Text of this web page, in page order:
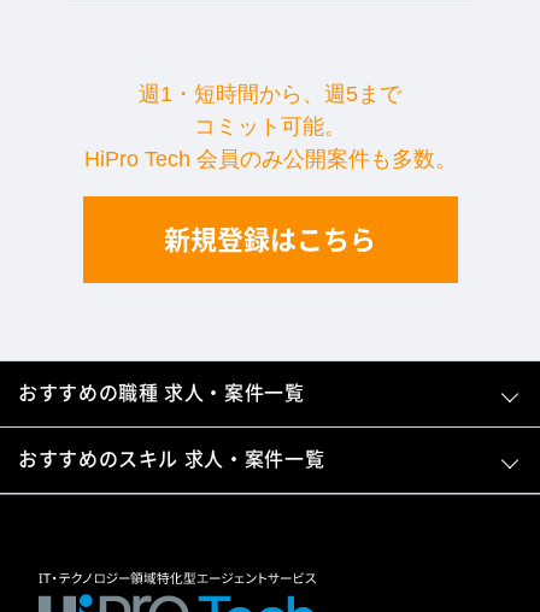
週1・短時間から、週5まで
コミット可能。
HiPro Tech 会員のみ公開案件も多数。
新規登録はこちら
おすすめの職種 求人・案件一覧
おすすめのスキル 求人・案件一覧